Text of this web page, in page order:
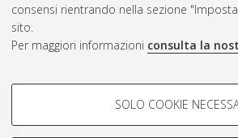
consensi rientrando nella sezione
sito.
Per maggiori informazioni consulta la
COOKIE DI PROFILAZIONE -
SOLO COOKIE
ISSN: 2038-7946
Impostazioni Cookie
Informativa sulla privacy
Condizioni d’uso del sito